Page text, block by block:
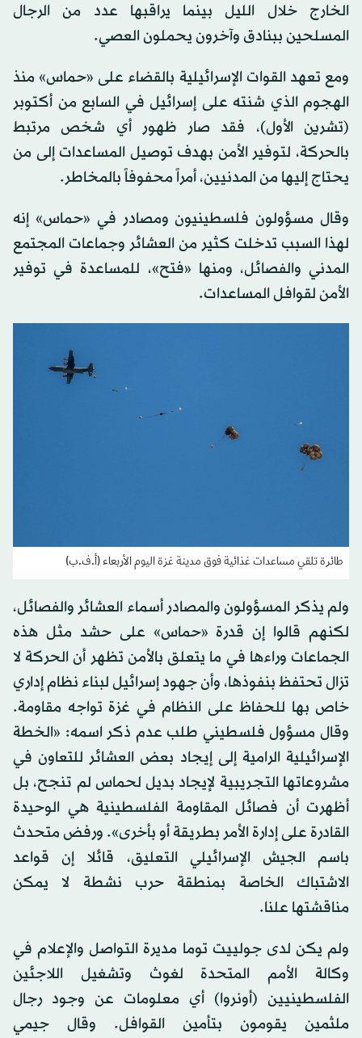
الخارج خلال الليل بينما يراقبها عدد من الرجال
المسلحين ببنادق وآخرون يحملون العصي.
ومع تعهد القوات الإسرائيلية بالقضاء على «حماس» منذ
الهجوم الذي شنته على إسرائيل في السابع من أكتوبر
(تشرين الأول)، فقد صار ظهور أي شخص مرتبط
بالحركة، لتوفير الأمن بهدف توصيل المساعدات إلى من
يحتاج إليها من المدنيين، أمراً محفوفاً بالمخاطر.
وقال مسؤولون فلسطينيون ومصادر في «حماس» إنه
لهذا السبب تدخلت كثير من العشائر وجماعات المجتمع
المدني والفصائل، ومنها «فتح»، للمساعدة في توفير
الأمن لقوافل المساعدات.
طائرة تلقي مساعدات غذائية فوق مدينة غزة اليوم الأربعاء (أ.ف.ب)
ولم يذكر المسؤولون والمصادر أسماء العشائر والفصائل،
لكنهم قالوا إن قدرة «حماس» على حشد مثل هذه
الجماعات وراءها في ما يتعلق بالأمن تظهر أن الحركة لا
تزال تحتفظ بنفوذها، وأن جهود إسرائيل لبناء نظام إداري
خاص بها للحفاظ على النظام في غزة تواجه مقاومة.
وقال مسؤول فلسطيني طلب عدم ذكر اسمه: «الخطة
الإسرائيلية الرامية إلى إيجاد بعض العشائر للتعاون في
مشروعاتها التجريبية لإيجاد بديل لحماس لم تنجح، بل
أظهرت أن فصائل المقاومة الفلسطينية هي الوحيدة
القادرة على إدارة الأمر بطريقة أو بأخرى». ورفض متحدث
باسم الجيش الإسرائيلي التعليق، قائلا إن قواعد
الاشتباك الخاصة بمنطقة حرب نشطة لا يمكن
مناقشتها علنا.
ولم يكن لدى جولييت توما مديرة التواصل والإعلام في
وكالة الأمم المتحدة لغوث وتشغيل اللاجئين
الفلسطينيين (أونروا) أي معلومات عن وجود رجال
ملثمين يقومون بتأمين القوافل. وقال جيمي